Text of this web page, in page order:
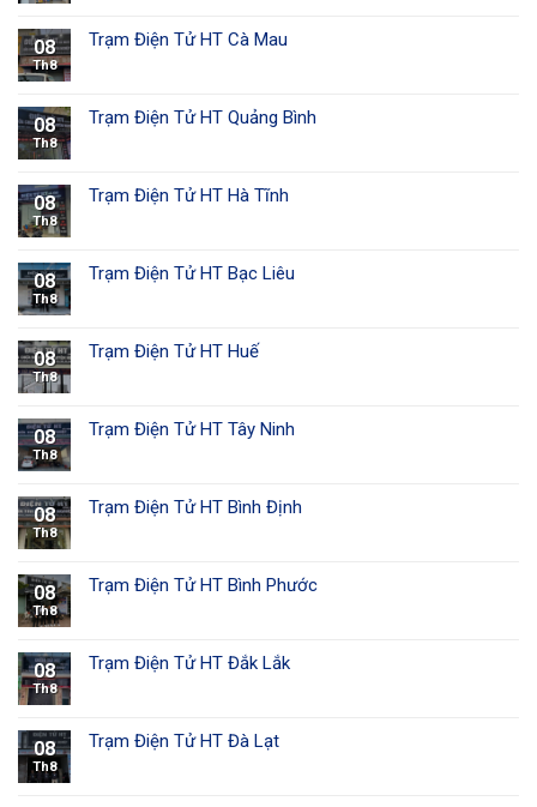
08
Th8
Trạm Điện Tử HT Cà Mau
08
Th8
Trạm Điện Tử HT Quảng Bình
08
Th8
Trạm Điện Tử HT Hà Tĩnh
08
Th8
Trạm Điện Tử HT Bạc Liêu
08
Th8
Trạm Điện Tử HT Huế
08
Th8
Trạm Điện Tử HT Tây Ninh
08
Th8
Trạm Điện Tử HT Bình Định
08
Th8
Trạm Điện Tử HT Bình Phước
08
Th8
Trạm Điện Tử HT Đắk Lắk
08
Th8
Trạm Điện Tử HT Đà Lạt